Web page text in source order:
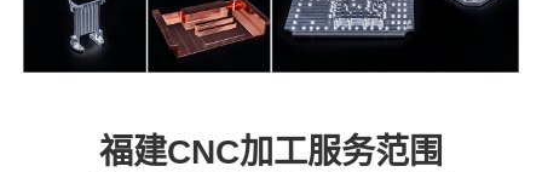
福建CNC加工服务范围